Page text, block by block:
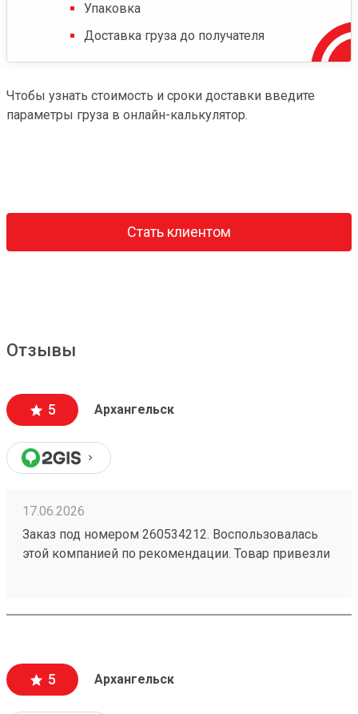
Упаковка
Доставка груза до получателя
Чтобы узнать стоимость и сроки доставки введите
параметры груза в онлайн-калькулятор.
Стать клиентом
Отзывы
5 Архангельск
17.06.2026
Заказ под номером 260534212. Воспользовалась
этой компанией по рекомендации. Товар привезли
5 Архангельск